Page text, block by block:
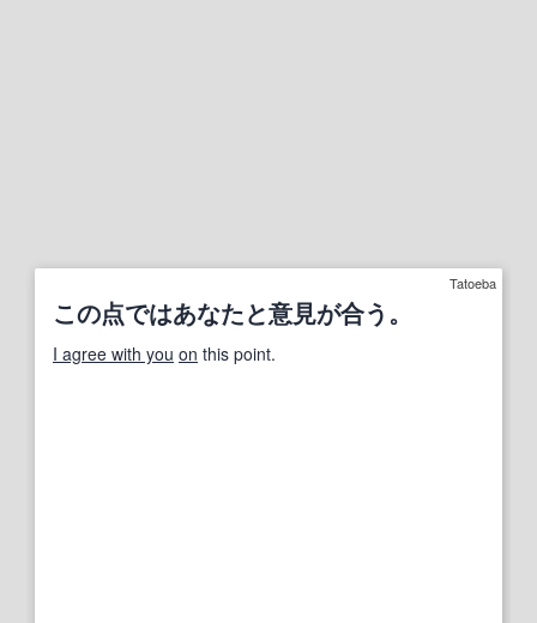
Tatoeba
この点ではあなたと意見が合う。
I agree with you on this point.